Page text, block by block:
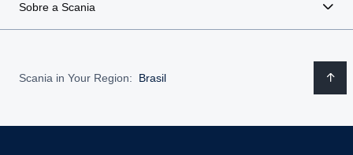
Sobre a Scania
Scania in Your Region: Brasil